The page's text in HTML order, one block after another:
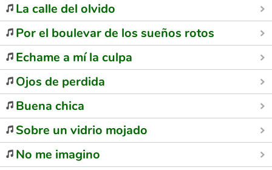
La calle del olvido
Por el boulevar de los sueños rotos
Echame a mí la culpa
Ojos de perdida
Buena chica
Sobre un vidrio mojado
No me imagino